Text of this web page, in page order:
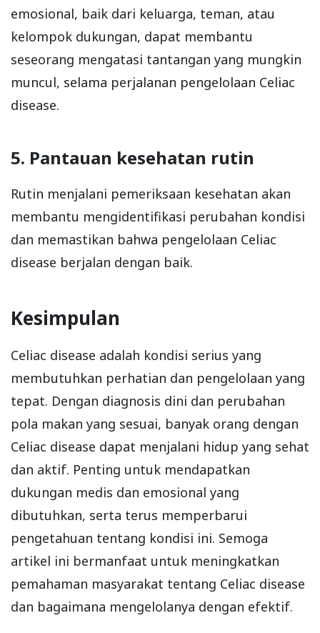
emosional, baik dari keluarga, teman, atau
kelompok dukungan, dapat membantu
seseorang mengatasi tantangan yang mungkin
muncul, selama perjalanan pengelolaan Celiac
disease.
5. Pantauan kesehatan rutin
Rutin menjalani pemeriksaan kesehatan akan
membantu mengidentifikasi perubahan kondisi
dan memastikan bahwa pengelolaan Celiac
disease berjalan dengan baik.
Kesimpulan
Celiac disease adalah kondisi serius yang
membutuhkan perhatian dan pengelolaan yang
tepat. Dengan diagnosis dini dan perubahan
pola makan yang sesuai, banyak orang dengan
Celiac disease dapat menjalani hidup yang sehat
dan aktif. Penting untuk mendapatkan
dukungan medis dan emosional yang
dibutuhkan, serta terus memperbarui
pengetahuan tentang kondisi ini. Semoga
artikel ini bermanfaat untuk meningkatkan
pemahaman masyarakat tentang Celiac disease
dan bagaimana mengelolanya dengan efektif.